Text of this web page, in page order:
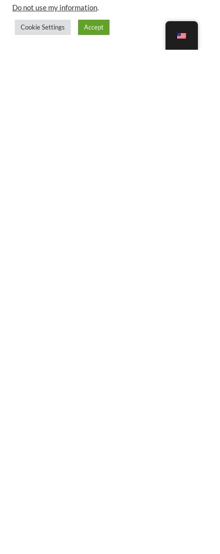
Do not use my information.
Cookie Settings Accept